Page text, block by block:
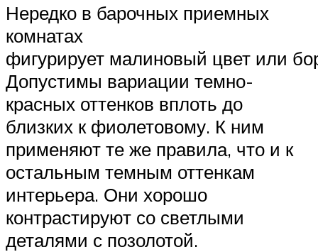
Нередко в барочных приемных
комнатах
фигурирует малиновый цвет или
Допустимы вариации темно-
красных оттенков вплоть до
близких к фиолетовому. К ним
применяют те же правила, что и к
остальным темным оттенкам
интерьера. Они хорошо
контрастируют со светлыми
деталями с позолотой.